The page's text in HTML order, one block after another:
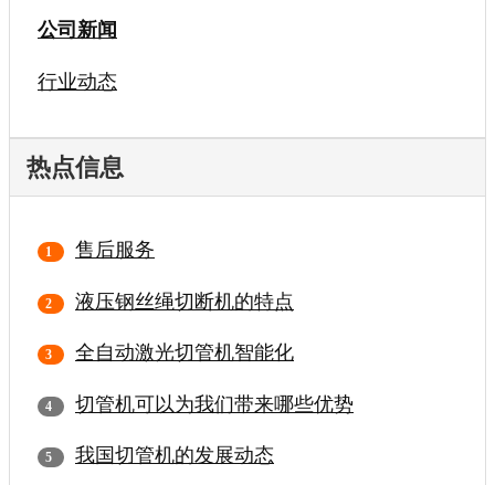
公司新闻
行业动态
热点信息
售后服务
液压钢丝绳切断机的特点
全自动激光切管机智能化
切管机可以为我们带来哪些优势
我国切管机的发展动态